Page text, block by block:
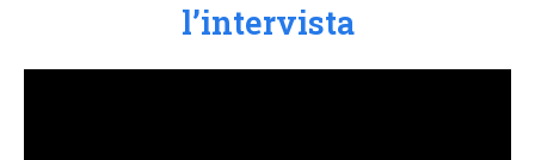
l’intervista